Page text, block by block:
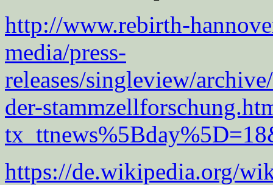
http://www.rebirth-
media/press-
releases/singleview/
der-
https://de.wikipedia.org/